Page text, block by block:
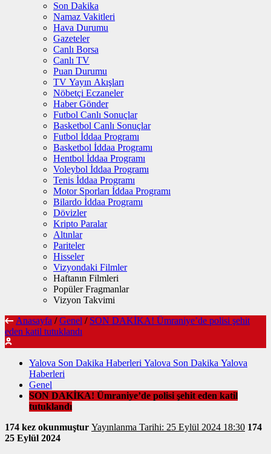
Son Dakika
Namaz Vakitleri
Hava Durumu
Gazeteler
Canlı Borsa
Canlı TV
Puan Durumu
TV Yayın Akışları
Nöbetçi Eczaneler
Haber Gönder
Futbol Canlı Sonuçlar
Basketbol Canlı Sonuçlar
Futbol İddaa Programı
Basketbol İddaa Programı
Hentbol İddaa Programı
Voleybol İddaa Programı
Tenis İddaa Programı
Motor Sporları İddaa Programı
Bilardo İddaa Programı
Dövizler
Kripto Paralar
Altınlar
Pariteler
Hisseler
Vizyondaki Filmler
Haftanın Filmleri
Popüler Fragmanlar
Vizyon Takvimi
Anasayfa / Genel / SON DAKİKA! Ümraniye’de polisi şehit
eden katil tutuklandı
Yalova Son Dakika Haberleri Yalova Son Dakika Yalova
Haberleri
Genel
SON DAKİKA! Ümraniye’de polisi şehit eden katil
tutuklandı
174 kez okunmuştur
Yayınlanma Tarihi: 25 Eylül 2024 18:30 174
25 Eylül 2024